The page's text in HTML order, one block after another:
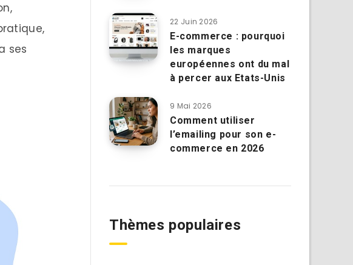
ses
22 Juin 2026
E-commerce : pourquoi
les marques
européennes ont du mal
à percer aux Etats-Unis
9 Mai 2026
Comment utiliser
l’emailing pour son e-
commerce en 2026
Thèmes populaires